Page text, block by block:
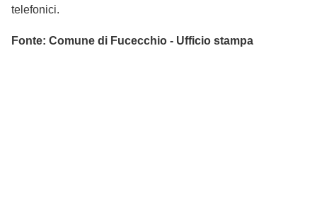
telefonici.
Fonte: Comune di Fucecchio - Ufficio stampa